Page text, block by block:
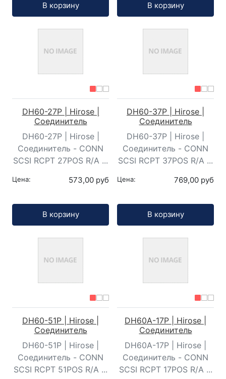
В корзину В корзину
DH60-27P | Hirose |
Соединитель
DH60-27P | Hirose |
Соединитель - CONN
SCSI RCPT 27POS R/A ...
Цена: 573,00 руб
В корзину
DH60-37P | Hirose |
Соединитель
DH60-37P | Hirose |
Соединитель - CONN
SCSI RCPT 37POS R/A ...
Цена: 769,00 руб
В корзину
DH60-51P | Hirose |
Соединитель
DH60-51P | Hirose |
Соединитель - CONN
SCSI RCPT 51POS R/A ...
DH60A-17P | Hirose |
Соединитель
DH60A-17P | Hirose |
Соединитель - CONN
SCSI RCPT 17POS R/A ...